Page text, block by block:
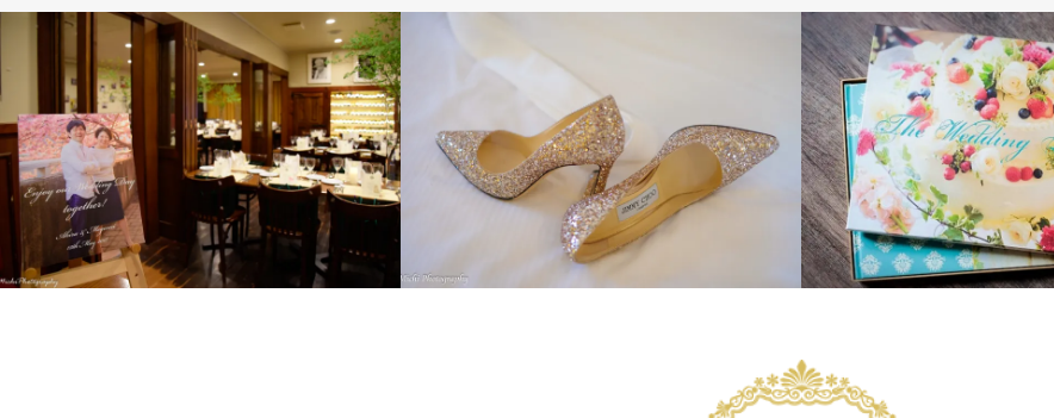
INTERNATIONAL LONDON PHOTO
SESSION PRE WEDDING WEDDING
PRODUCTS WEDDING
LIFESTYLE